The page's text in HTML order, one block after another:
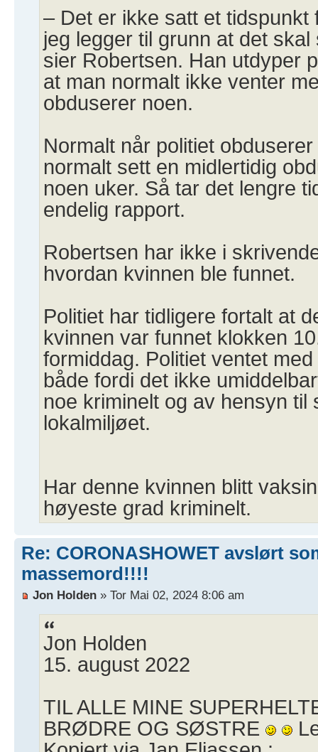
– Det er ikke satt et tidspunkt
jeg legger til grunn at det
sier Robertsen. Han utdyper
at man normalt ikke venter
obduserer noen.
Normalt når politiet
normalt sett en midlertidig
noen uker. Så tar det lengre
endelig rapport.
Robertsen har ikke i
hvordan kvinnen ble funnet.
Politiet har tidligere fortalt at
kvinnen var funnet klokken
formiddag. Politiet ventet
både fordi det ikke
noe kriminelt og av hensyn til
lokalmiljøet.
Har denne kvinnen blitt
høyeste grad kriminelt.
Re: CORONASHOWET avslørt
massemord!!!!
Jon Holden » Tor Mai 02, 2024 8:06 am
Jon Holden
15. august 2022
TIL ALLE MINE
BRØDRE OG SØSTRE